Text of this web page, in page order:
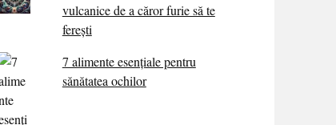
vulcanice de a căror furie să te
ferești
7 alimente esenţiale pentru
sănătatea ochilor